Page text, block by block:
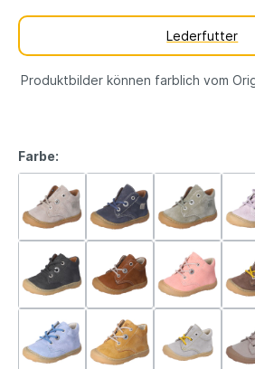
Lederfutter
Produktbilder können farblich vom
Farbe: